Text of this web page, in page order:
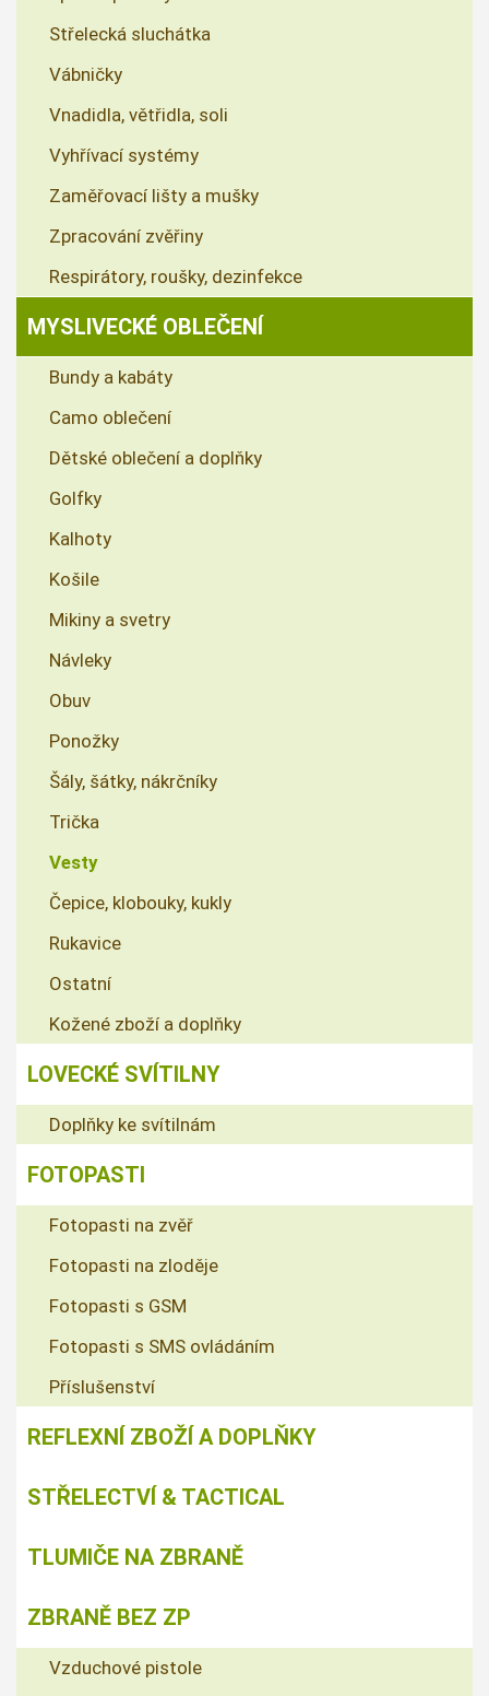
Střelecká sluchátka
Vábničky
Vnadidla, větřidla, soli
Vyhřívací systémy
Zaměřovací lišty a mušky
Zpracování zvěřiny
Respirátory, roušky, dezinfekce
MYSLIVECKÉ OBLEČENÍ
Bundy a kabáty
Camo oblečení
Dětské oblečení a doplňky
Golfky
Kalhoty
Košile
Mikiny a svetry
Návleky
Obuv
Ponožky
Šály, šátky, nákrčníky
Trička
Vesty
Čepice, klobouky, kukly
Rukavice
Ostatní
Kožené zboží a doplňky
LOVECKÉ SVÍTILNY
Doplňky ke svítilnám
FOTOPASTI
Fotopasti na zvěř
Fotopasti na zloděje
Fotopasti s GSM
Fotopasti s SMS ovládáním
Příslušenství
REFLEXNÍ ZBOŽÍ A DOPLŇKY
STŘELECTVÍ & TACTICAL
TLUMIČE NA ZBRANĚ
ZBRANĚ BEZ ZP
Vzduchové pistole